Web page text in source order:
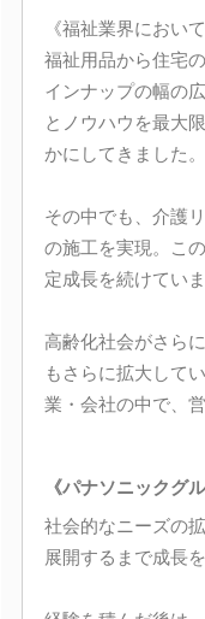
《福祉業界におい
福祉用品から住宅
インナップの幅の
とノウハウを最大
かにしてきました。
その中でも、介護
の施工を実現。こ
定成長を続けていま
高齢化社会がさら
もさらに拡大して
業・会社の中で、
《パナソニックグ
社会的なニーズの
展開するまで成長